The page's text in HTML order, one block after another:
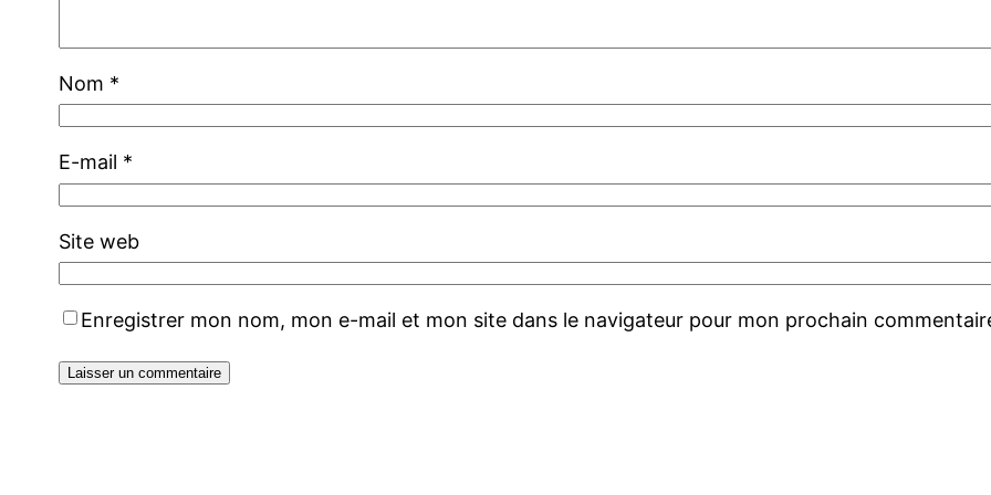
Nom *
E-mail *
Site web
Enregistrer mon nom, mon e-mail et mon site dans le navigateur pour mon prochain